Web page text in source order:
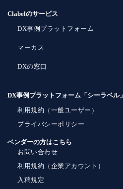
Clabelのサービス
DX事例プラットフォーム
マーカス
DXの窓口
DX事例プラットフォーム「シーラベル」
利用規約（一般ユーザー）
プライバシーポリシー
ベンダーの方はこちら
お問い合わせ
利用規約（企業アカウント）
入稿規定